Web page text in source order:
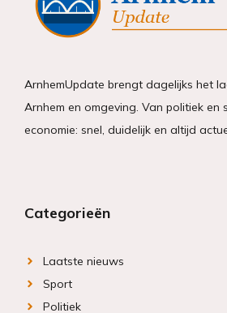
ArnhemUpdate brengt dagelijks het
Arnhem en omgeving. Van politiek en
economie: snel, duidelijk en altijd
Categorieën
Laatste nieuws
Sport
Politiek